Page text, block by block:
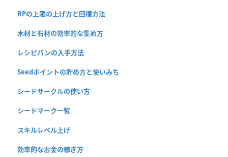
RPの上限の上げ方と回復方法
木材と石材の効率的な集め方
レシピパンの入手方法
Seedポイントの貯め方と使いみち
シードサークルの使い方
シードマーク一覧
スキルレベル上げ
効率的なお金の稼ぎ方